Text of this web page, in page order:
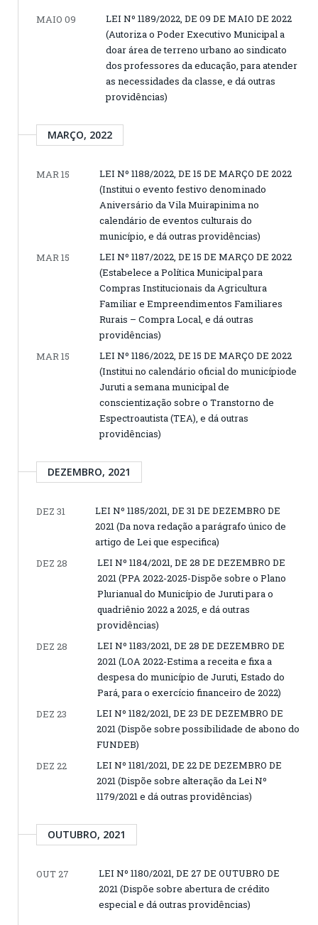
MAIO 09
LEI Nº 1189/2022, DE 09 DE MAIO DE 2022
(Autoriza o Poder Executivo Municipal a
doar área de terreno urbano ao sindicato
dos professores da educação, para atender
as necessidades da classe, e dá outras
providências)
MARÇO, 2022
MAR 15
LEI Nº 1188/2022, DE 15 DE MARÇO DE 2022
(Institui o evento festivo denominado
Aniversário da Vila Muirapinima no
calendário de eventos culturais do
município, e dá outras providências)
MAR 15
LEI Nº 1187/2022, DE 15 DE MARÇO DE 2022
(Estabelece a Política Municipal para
Compras Institucionais da Agricultura
Familiar e Empreendimentos Familiares
Rurais – Compra Local, e dá outras
providências)
MAR 15
LEI Nº 1186/2022, DE 15 DE MARÇO DE 2022
(Institui no calendário oficial do municípiode
Juruti a semana municipal de
conscientização sobre o Transtorno de
Espectroautista (TEA), e dá outras
providências)
DEZEMBRO, 2021
DEZ 31
LEI Nº 1185/2021, DE 31 DE DEZEMBRO DE
2021 (Da nova redação a parágrafo único de
artigo de Lei que especifica)
DEZ 28
LEI Nº 1184/2021, DE 28 DE DEZEMBRO DE
2021 (PPA 2022-2025-Dispõe sobre o Plano
Plurianual do Município de Juruti para o
quadriênio 2022 a 2025, e dá outras
providências)
DEZ 28
LEI Nº 1183/2021, DE 28 DE DEZEMBRO DE
2021 (LOA 2022-Estima a receita e fixa a
despesa do município de Juruti, Estado do
Pará, para o exercício financeiro de 2022)
DEZ 23
LEI Nº 1182/2021, DE 23 DE DEZEMBRO DE
2021 (Dispõe sobre possibilidade de abono do
FUNDEB)
DEZ 22
LEI Nº 1181/2021, DE 22 DE DEZEMBRO DE
2021 (Dispõe sobre alteração da Lei Nº
1179/2021 e dá outras providências)
OUTUBRO, 2021
OUT 27
LEI Nº 1180/2021, DE 27 DE OUTUBRO DE
2021 (Dispõe sobre abertura de crédito
especial e dá outras providências)